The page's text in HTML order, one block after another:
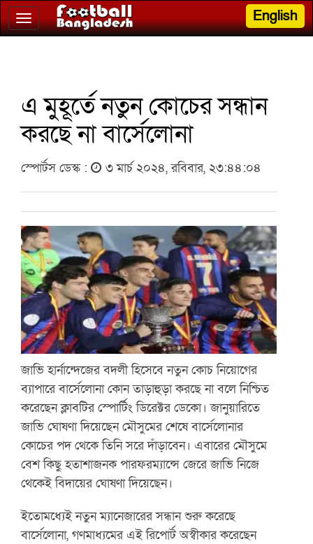
Toggle
navigation
English
এ মুহূর্তে নতুন কোচের সন্ধান
করছে না বার্সেলোনা
স্পোর্টস ডেস্ক : ৩ মার্চ ২০২৪, রবিবার, ২৩:৪৪:০৪
জাভি হার্নান্দেজের বদলী হিসেবে নতুন কোচ নিয়োগের
ব্যাপারে বার্সেলোনা কোন তাড়াহুড়া করছে না বলে নিশ্চিত
করেছেন ক্লাবটির স্পোর্টিং ডিরেক্টর ডেকো। জানুয়ারিতে
জাভি ঘোষণা দিয়েছেন মৌসুমের শেষে বার্সেলোনার
কোচের পদ থেকে তিনি সরে দাঁড়াবেন। এবারের মৌসুমে
বেশ কিছু হতাশাজনক পারফরম্যান্সে জেরে জাভি নিজে
থেকেই বিদায়ের ঘোষণা দিয়েছেন।
ইতোমধ্যেই নতুন ম্যানেজারের সন্ধান শুরু করেছে
বার্সেলোনা, গণমাধ্যমের এই রিপোর্ট অস্বীকার করেছেন